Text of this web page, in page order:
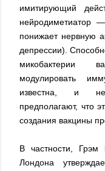
имитирующий
нейродиметиатор
понижает нервную
депрессии).
микобактерии
модулировать
известна, и
предполагают, что
создания вакцины
В частности, Грэм
Лондона